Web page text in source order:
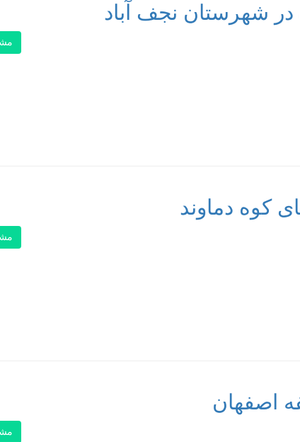
شهرستان نجف آباد
کوه دماوند
اصفهان